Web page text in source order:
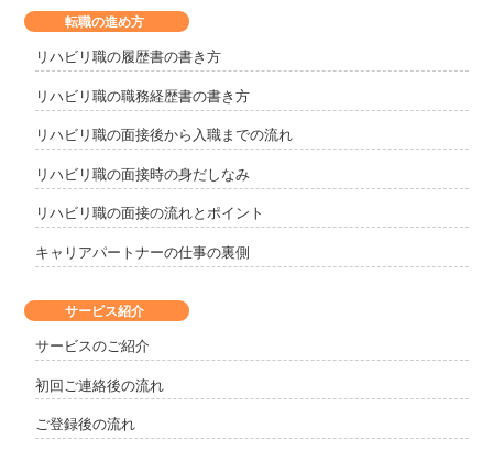
サービス紹介
サービスのご紹介
初回ご連絡後の流れ
ご登録後の流れ
転職の進め方
リハビリ職の履歴書の書き方
リハビリ職の職務経歴書の書き方
リハビリ職の面接後から入職までの流れ
リハビリ職の面接時の身だしなみ
リハビリ職の面接の流れとポイント
キャリアパートナーの仕事の裏側